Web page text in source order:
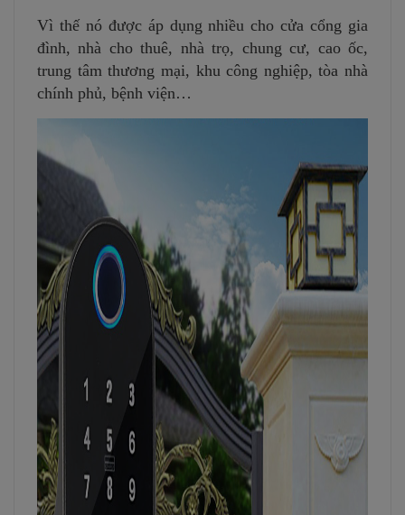
Vì thế nó được áp dụng nhiều cho cửa cổng gia
đình, nhà cho thuê, nhà trọ, chung cư, cao ốc,
trung tâm thương mại, khu công nghiệp, tòa nhà
chính phủ, bệnh viện…